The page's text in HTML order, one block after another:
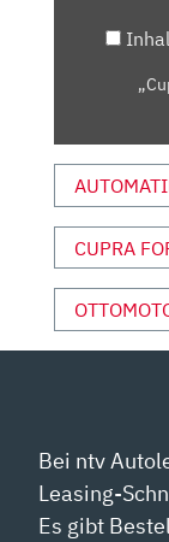
CUPRA
Bei ntv
Leasing-
Es gibt